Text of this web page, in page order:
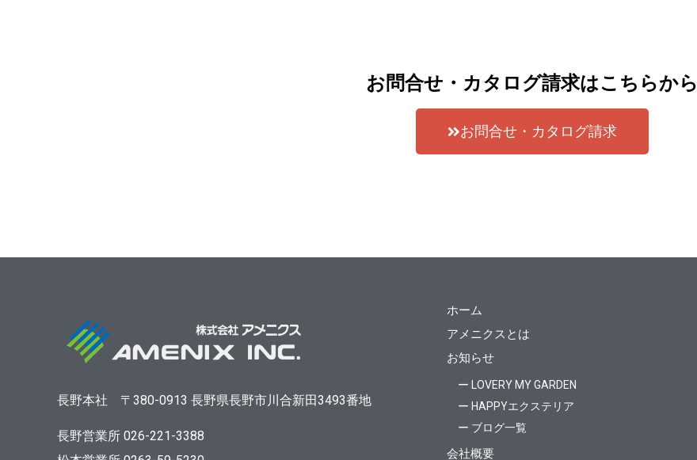
お問合せ・カタログ請求はこちらから
お問合せ・カタログ請求
長野本社 〒380-0913 長野県長野市川合新田3493番地
長野営業所 026-221-3388
ホーム
アメニクスとは
お知らせ
ー LOVERY MY GARDEN
ー HAPPYエクステリア
ー ブログ一覧
会社概要